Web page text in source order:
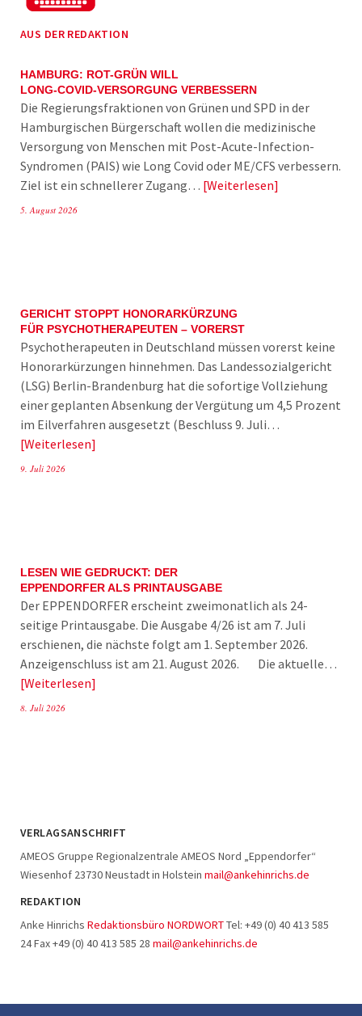
AUS DER REDAKTION
HAMBURG: ROT-GRÜN WILL
LONG-COVID-VERSORGUNG VERBESSERN
Die Regierungsfraktionen von Grünen und SPD in der
Hamburgischen Bürgerschaft wollen die medizinische
Versorgung von Menschen mit Post-Acute-Infection-
Syndromen (PAIS) wie Long Covid oder ME/CFS verbessern.
Ziel ist ein schnellerer Zugang… Weiterlesen
5. August 2026
GERICHT STOPPT HONORARKÜRZUNG
FÜR PSYCHOTHERAPEUTEN – VORERST
Psychotherapeuten in Deutschland müssen vorerst keine
Honorarkürzungen hinnehmen. Das Landessozialgericht
(LSG) Berlin-Brandenburg hat die sofortige Vollziehung
einer geplanten Absenkung der Vergütung um 4,5 Prozent
im Eilverfahren ausgesetzt (Beschluss 9. Juli…
Weiterlesen
9. Juli 2026
LESEN WIE GEDRUCKT: DER
EPPENDORFER ALS PRINTAUSGABE
Der EPPENDORFER erscheint zweimonatlich als 24-
seitige Printausgabe. Die Ausgabe 4/26 ist am 7. Juli
erschienen, die nächste folgt am 1. September 2026.
Anzeigenschluss ist am 21. August 2026. Die aktuelle…
Weiterlesen
8. Juli 2026
VERLAGSANSCHRIFT
AMEOS Gruppe Regionalzentrale AMEOS Nord „Eppendorfer“
Wiesenhof 23730 Neustadt in Holstein mail@ankehinrichs.de
REDAKTION
Anke Hinrichs Redaktionsbüro NORDWORTTel: +49 (0) 40 413 585
24 Fax +49 (0) 40 413 585 28 mail@ankehinrichs.de